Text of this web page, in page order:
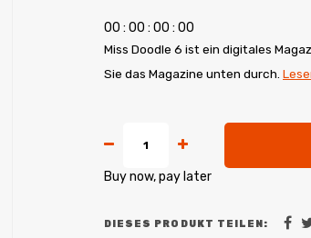
00 : 00 : 00 : 00
Miss Doodle 6 ist ein digitales
Sie das Magazine unten durch.
Buy now, pay later
DIESES PRODUKT TEILEN: